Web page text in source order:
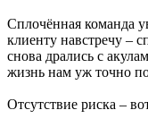
Сплочённая команда
клиенту навстречу –
снова дрались с
жизнь нам уж точно
Отсутствие риска –